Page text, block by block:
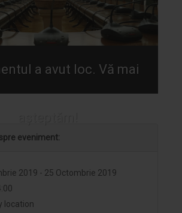
a avut loc. Vă mai
eveniment:
2019 - 25 Octombrie 2019
location